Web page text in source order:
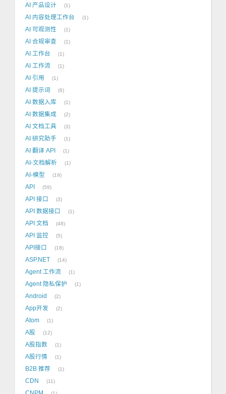
AI 产品设计 1
AI 内容处理工作台 1
AI 可观测性 1
AI 合规审查 1
AI 工作台 1
AI 工作流 1
AI 引用 1
AI 提示词 6
AI 数据入库 1
AI 数据集成 2
AI 文档工具 3
AI 研究助手 1
AI 翻译 API 1
AI-文档解析 1
AI-模型 19
API 59
API 接口 3
API 数据接口 1
API 文档 48
API 监控 5
API接口 18
ASP.NET 14
Agent 工作流 1
Agent 隐私保护 1
Android 2
App开发 2
Atom 1
A股 12
A股指数 1
A股行情 1
B2B 推荐 1
CDN 11